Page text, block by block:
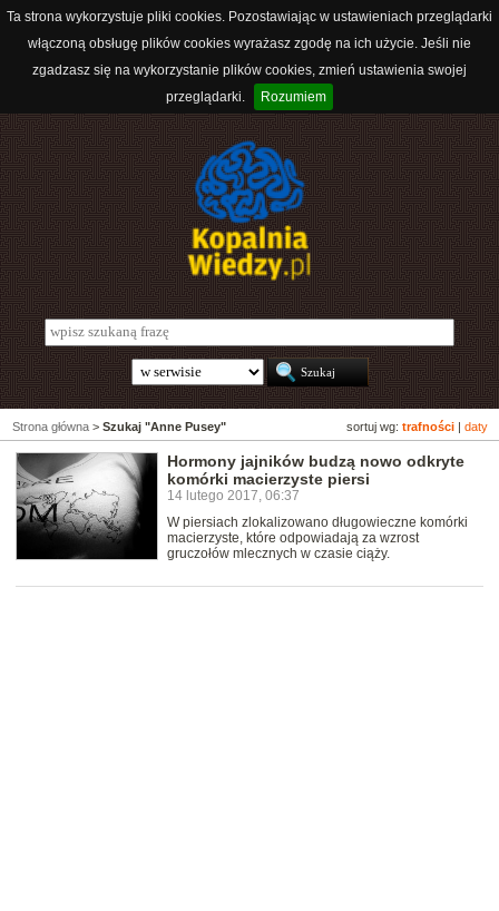
Ta strona wykorzystuje pliki cookies. Pozostawiając w ustawieniach przeglądarki
włączoną obsługę plików cookies wyrażasz zgodę na ich użycie. Jeśli nie
zgadzasz się na wykorzystanie plików cookies, zmień ustawienia swojej
przeglądarki.
Rozumiem
sortuj wg: trafności daty
Strona główna > Szukaj "Anne Pusey"
Hormony jajników budzą nowo odkryte
komórki macierzyste piersi
14 lutego 2017, 06:37
W piersiach zlokalizowano długowieczne komórki
macierzyste, które odpowiadają za wzrost
gruczołów mlecznych w czasie ciąży.